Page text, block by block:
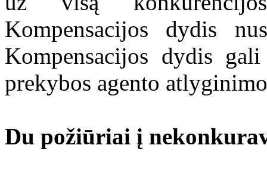
Kompensacijos dydis
Kompensacijos dydis
prekybos agento
Du požiūriai į